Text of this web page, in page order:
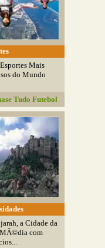
Mais
do Mundo
Tudo Futebol
a Cidade da
com